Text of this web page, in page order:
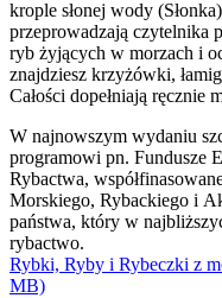
krople słonej wody
przeprowadzają czytelnika
ryb żyjących w morzach i
znajdziesz krzyżówki,
Całości dopełniają ręcznie
W najnowszym wydaniu
programowi pn. Fundusze
Rybactwa,
Morskiego, Rybackiego i
państwa, który w
rybactwo.
Rybki, Ryby i Rybeczki z
MB)